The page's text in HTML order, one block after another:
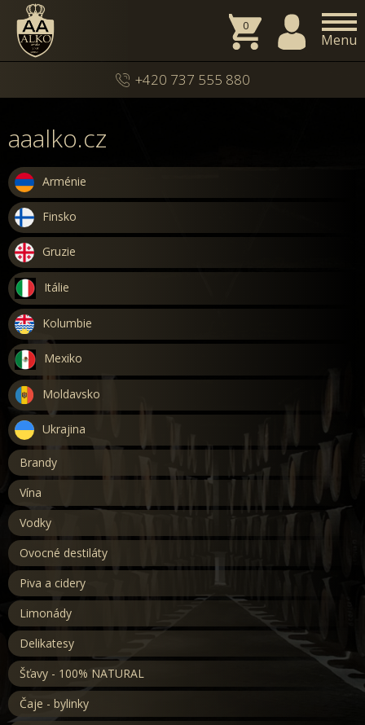
0
Menu
+420 737 555 880
aaalko.cz
Arménie
Finsko
Gruzie
Itálie
Kolumbie
Mexiko
Moldavsko
Ukrajina
Brandy
Vína
Vodky
Ovocné destiláty
Piva a cidery
Limonády
Delikatesy
Šťavy - 100% NATURAL
Čaje - bylinky